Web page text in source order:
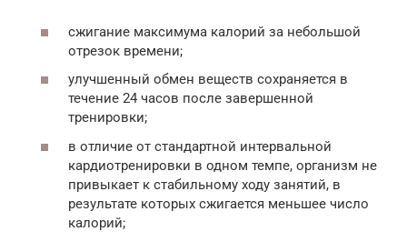
сжигание максимума калорий за небольшой
отрезок времени;
улучшенный обмен веществ сохраняется в
течение 24 часов после завершенной
тренировки;
в отличие от стандартной интервальной
кардиотренировки в одном темпе, организм не
привыкает к стабильному ходу занятий, в
результате которых сжигается меньшее число
калорий;